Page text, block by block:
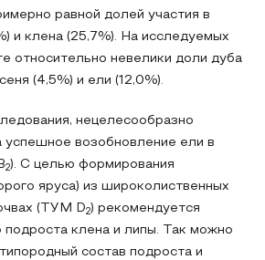
равной долей участия в
и клена (25,7%). На исследуемых
относительно невелики доли дуба
(4,5%) и ели (12,0%).
нецелесообразно
успешное возобновление ели в
2). С целью формирования
яруса) из широколиственных
(ТУМ D2) рекомендуется
подроста клена и липы. Так можно
состав подроста и